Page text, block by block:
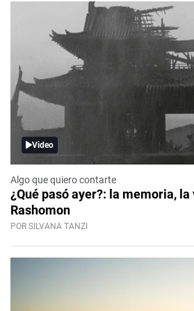
Video
Algo que quiero contarte
¿Qué pasó ayer?: la memoria,
Rashomon
POR SILVANA TANZI